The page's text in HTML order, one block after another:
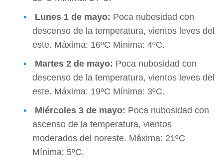
Lunes 1 de mayo: Poca nubosidad con
descenso de la temperatura, vientos leves del
este. Máxima: 16ºC Mínima: 4ºC.
Martes 2 de mayo: Poca nubosidad con
descenso de la temperatura, vientos leves del
este. Máxima: 19ºC Mínima: 3ºC.
Miércoles 3 de mayo: Poca nubosidad con
ascenso de la temperatura, vientos
moderados del noreste. Máxima: 21ºC
Mínima: 5ºC.